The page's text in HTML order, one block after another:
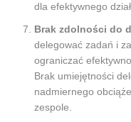
dla efektywnego
Brak zdolności do
delegować zadań i
ograniczać
Brak umiejętności
nadmiernego
zespole.